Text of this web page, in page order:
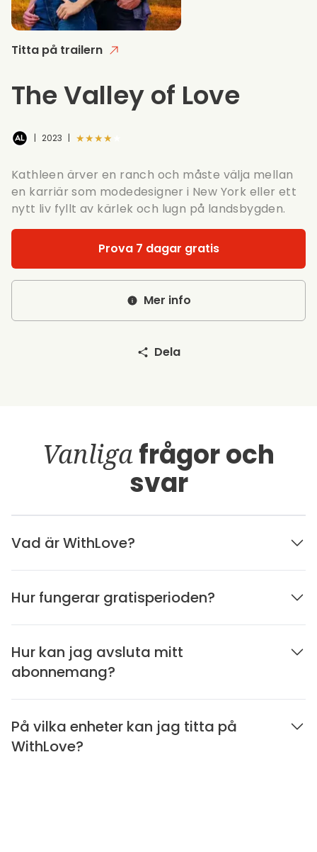
Titta på trailern
The Valley of Love
| 2023 | ★★★★★
Kathleen ärver en ranch och måste välja mellan
en karriär som modedesigner i New York eller ett
nytt liv fyllt av kärlek och lugn på landsbygden.
Prova 7 dagar gratis
Mer info
Dela
Vanligafrågor och
svar
Vad är WithLove?
Hur fungerar gratisperioden?
Hur kan jag avsluta mitt
abonnemang?
På vilka enheter kan jag titta på
WithLove?